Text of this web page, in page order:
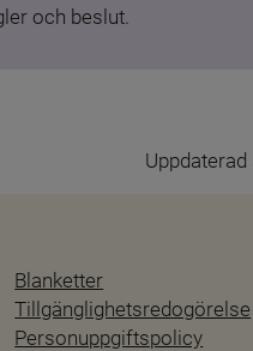
och beslut.
Blanketter
Tillgänglighetsredogörelse
Personuppgiftspolicy